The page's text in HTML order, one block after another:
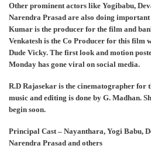
Other prominent actors like Yogibabu,
Narendra Prasad are also doing
Kumar is the producer for the film and
Venkatesh is the Co Producer for this film
Dude Vicky. The first look and motion
Monday has gone viral on social media.
R.D Rajasekar is the cinematographer for
music and editing is done by G. Madhan.
begin soon.
Principal Cast – Nayanthara, Yogi Babu,
Narendra Prasad and others